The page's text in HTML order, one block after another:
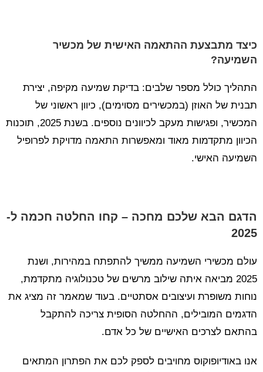
כיצד מתבצעת ההתאמה האישית של מכשיר
השמיעה?
התהליך כולל מספר שלבים: בדיקת שמיעה מקיפה, יצירת
תבנית של האוזן (במכשירים מסוימים), כיוון ראשוני של
המכשיר, ופגישות מעקב לכיוונים נוספים. בשנת 2025, תוכנות
הכיוון מתקדמות מאוד ומאפשרות התאמה מדויקת לפרופיל
השמיעה האישי.
הדגם הבא שלכם מחכה – קחו החלטה חכמה ל-
2025
עולם מכשירי השמיעה ממשיך להתפתח במהירות, ושנת
2025 מביאה איתה שילוב מרשים של טכנולוגיה מתקדמת,
נוחות משופרת ועיצובים אסתטיים. בעוד שמאמר זה מציג את
הדגמים המובילים, ההחלטה הסופית צריכה להתקבל
בהתאם לצרכים האישיים של כל אדם.
אנו באודיופוקוס מחויבים לספק לכם את הפתרון המתאים